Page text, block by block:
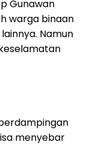
Gunawan
warga binaan
Namun
menyebar